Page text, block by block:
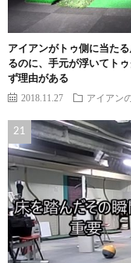
アイアンがトゥ側に当た
るのに、手元が浮いてト
ず理由がある
2018.11.27 アイアン